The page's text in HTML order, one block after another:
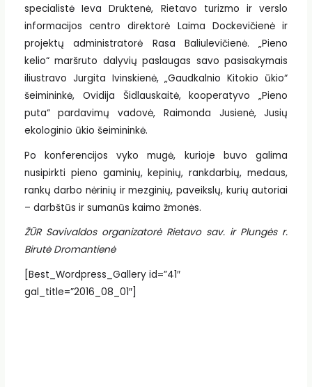
specialistė Ieva Druktenė, Rietavo turizmo ir verslo
informacijos centro direktorė Laima Dockevičienė ir
projektų administratorė Rasa Baliulevičienė. „Pieno
kelio“ maršruto dalyvių paslaugas savo pasisakymais
iliustravo Jurgita Ivinskienė, „Gaudkalnio Kitokio ūkio“
šeimininkė, Ovidija Šidlauskaitė, kooperatyvo „Pieno
puta“ pardavimų vadovė, Raimonda Jusienė, Jusių
ekologinio ūkio šeimininkė.
Po konferencijos vyko mugė, kurioje buvo galima
nusipirkti pieno gaminių, kepinių, rankdarbių, medaus,
rankų darbo nėrinių ir mezginių, paveikslų, kurių autoriai
– darbštūs ir sumanūs kaimo žmonės.
ŽŪR Savivaldos organizatorė Rietavo sav. ir Plungės r.
Birutė Dromantienė
[Best_Wordpress_Gallery id=”41″
gal_title=”2016_08_01″]